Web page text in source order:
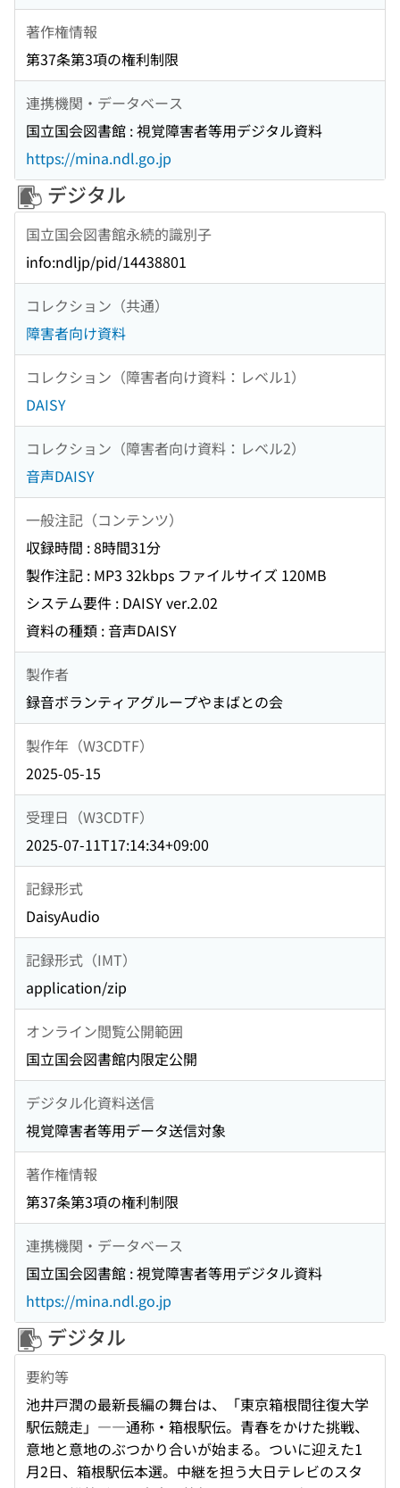
著作権情報
第37条第3項の権利制限
連携機関・データベース
国立国会図書館 : 視覚障害者等用デジタル資料
https://mina.ndl.go.jp
デジタル
国立国会図書館永続的識別子
info:ndljp/pid/14438801
コレクション（共通）
障害者向け資料
コレクション（障害者向け資料：レベル1）
DAISY
コレクション（障害者向け資料：レベル2）
音声DAISY
一般注記（コンテンツ）
収録時間 : 8時間31分
製作注記 : MP3 32kbps ファイルサイズ 120MB
システム要件 : DAISY ver.2.02
資料の種類 : 音声DAISY
製作者
録音ボランティアグループやまばとの会
製作年（W3CDTF）
2025-05-15
受理日（W3CDTF）
2025-07-11T17:14:34+09:00
記録形式
DaisyAudio
記録形式（IMT）
application/zip
オンライン閲覧公開範囲
国立国会図書館内限定公開
デジタル化資料送信
視覚障害者等用データ送信対象
著作権情報
第37条第3項の権利制限
連携機関・データベース
国立国会図書館 : 視覚障害者等用デジタル資料
https://mina.ndl.go.jp
デジタル
要約等
池井戸潤の最新長編の舞台は、「東京箱根間往復大学
駅伝競走」――通称・箱根駅伝。青春をかけた挑戦、
意地と意地のぶつかり合いが始まる。ついに迎えた1
月2日、箱根駅伝本選。中継を担う大日テレビのスタ